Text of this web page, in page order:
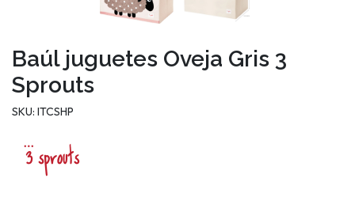
Baúl juguetes Oveja Gris 3
Sprouts
SKU: ITCSHP